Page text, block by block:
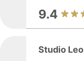
9.4
Studio Leo